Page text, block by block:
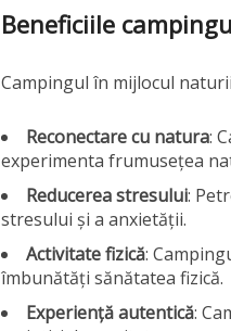
Beneficiile
Campingul în mijlocul
Reconectare cu natura:
experimenta frumusețea
Reducerea stresului:
stresului și a anxietății.
Activitate fizică:
îmbunătăți sănătatea fizică.
Experiență autentică: